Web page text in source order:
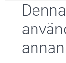
2026-07-
11:12
Hej
Elin,